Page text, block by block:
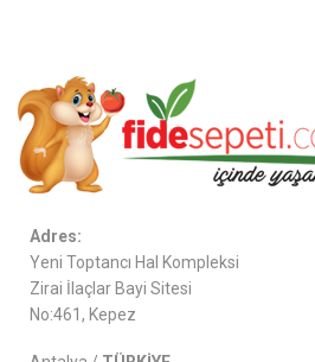
Adres:
Yeni Toptancı Hal Kompleksi
Zirai İlaçlar Bayi Sitesi
No:461, Kepez